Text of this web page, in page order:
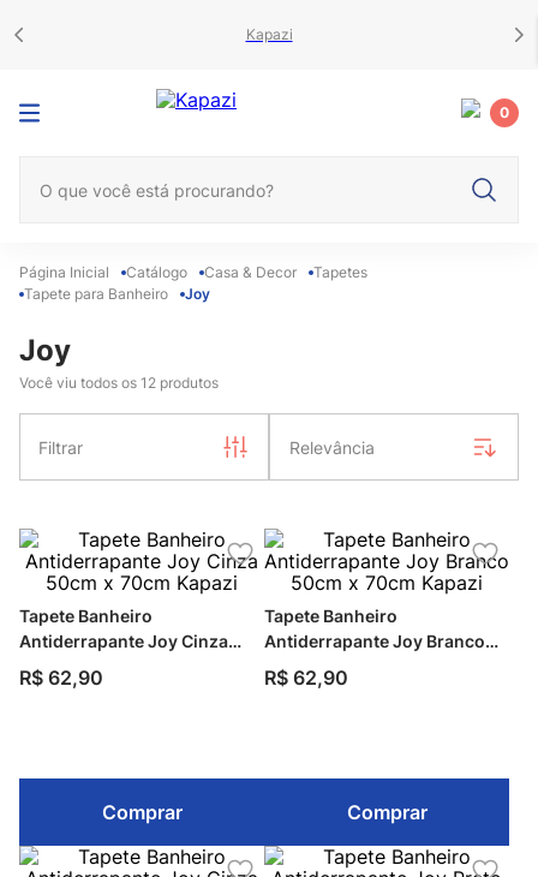
Kapazi
0
Catálogo Casa & Decor
Tapetes
Tapete para Banheiro
Joy
Joy
Você viu todos os 12 produtos
Filtrar Relevância
Tapete Banheiro
Antiderrapante Joy Cinza
50cm x 70cm Kapazi
R$ 62,90
Comprar
Tapete Banheiro
Antiderrapante Joy Branco
50cm x 70cm Kapazi
R$ 62,90
Comprar